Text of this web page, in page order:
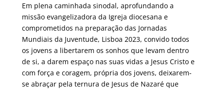
Em plena caminhada sinodal, aprofundando a
missão evangelizadora da Igreja diocesana e
comprometidos na preparação das Jornadas
Mundiais da Juventude, Lisboa 2023, convido todos
os jovens a libertarem os sonhos que levam dentro
de si, a darem espaço nas suas vidas a Jesus Cristo e
com força e coragem, própria dos jovens, deixarem-
se abraçar pela ternura de Jesus de Nazaré que